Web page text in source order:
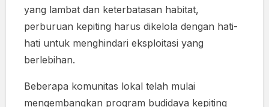
yang lambat dan keterbatasan habitat,
perburuan kepiting harus dikelola dengan hati-
hati untuk menghindari eksploitasi yang
berlebihan.
Beberapa komunitas lokal telah mulai
mengembangkan program budidaya kepiting